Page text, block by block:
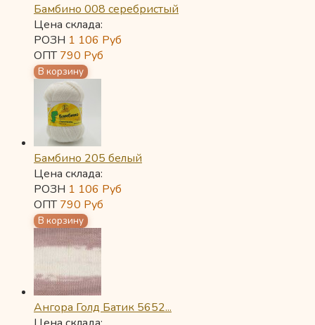
Бамбино 008 серебристый
Цена склада:
РОЗН 1 106 Руб
ОПТ790 Руб
Бамбино 205 белый
Цена склада:
РОЗН 1 106 Руб
ОПТ790 Руб
Ангора Голд Батик 5652...